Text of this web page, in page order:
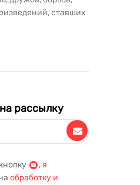
ставших
набирают
рассылку
, я
обработку и